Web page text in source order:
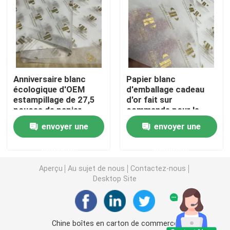
Boîtes imprimées polychromes
Dictionnaire anglais imprimable
Calendrier de bureau imprimable
Boîte d'emballage en papier imprimé
Boîte claire de boursouflure
Autocollant auto-adhésif
Anniversaire blanc
écologique d'OEM
estampillage de 27,5
pouces de papier
d'emballage
envoyer une
Papier blanc
d'emballage cadeau
d'or fait sur
commande pour le
mariage 70 x 50cm
d'anniversaire
envoyer une
Aperçu Au sujet de nous
Contactez-nous
Desktop Site
Chine boîtes en carton de commerce